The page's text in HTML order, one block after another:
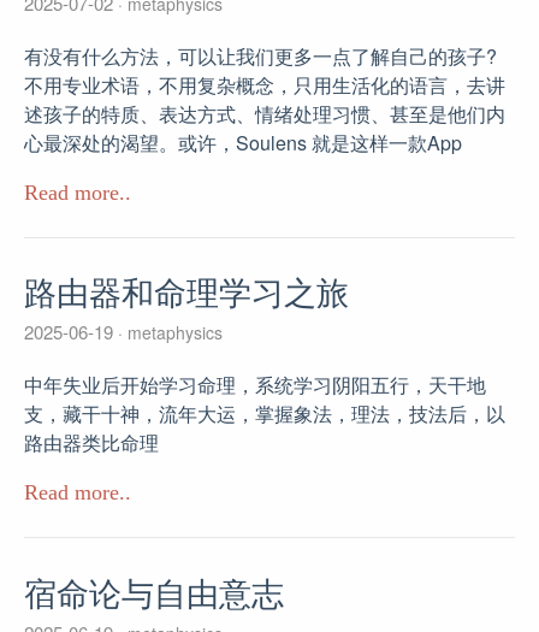
有没有什么方法，可以让我们更多一点了解自己的孩子?
不用专业术语，不用复杂概念，只用生活化的语言，去讲
述孩子的特质、表达方式、情绪处理习惯、甚至是他们内
心最深处的渴望。或许，Soulens 就是这样一款App
Read more..
路由器和命理学习之旅
2025-06-19 metaphysics
中年失业后开始学习命理，系统学习阴阳五行，天干地
支，藏干十神，流年大运，掌握象法，理法，技法后，以
路由器类比命理
Read more..
宿命论与自由意志